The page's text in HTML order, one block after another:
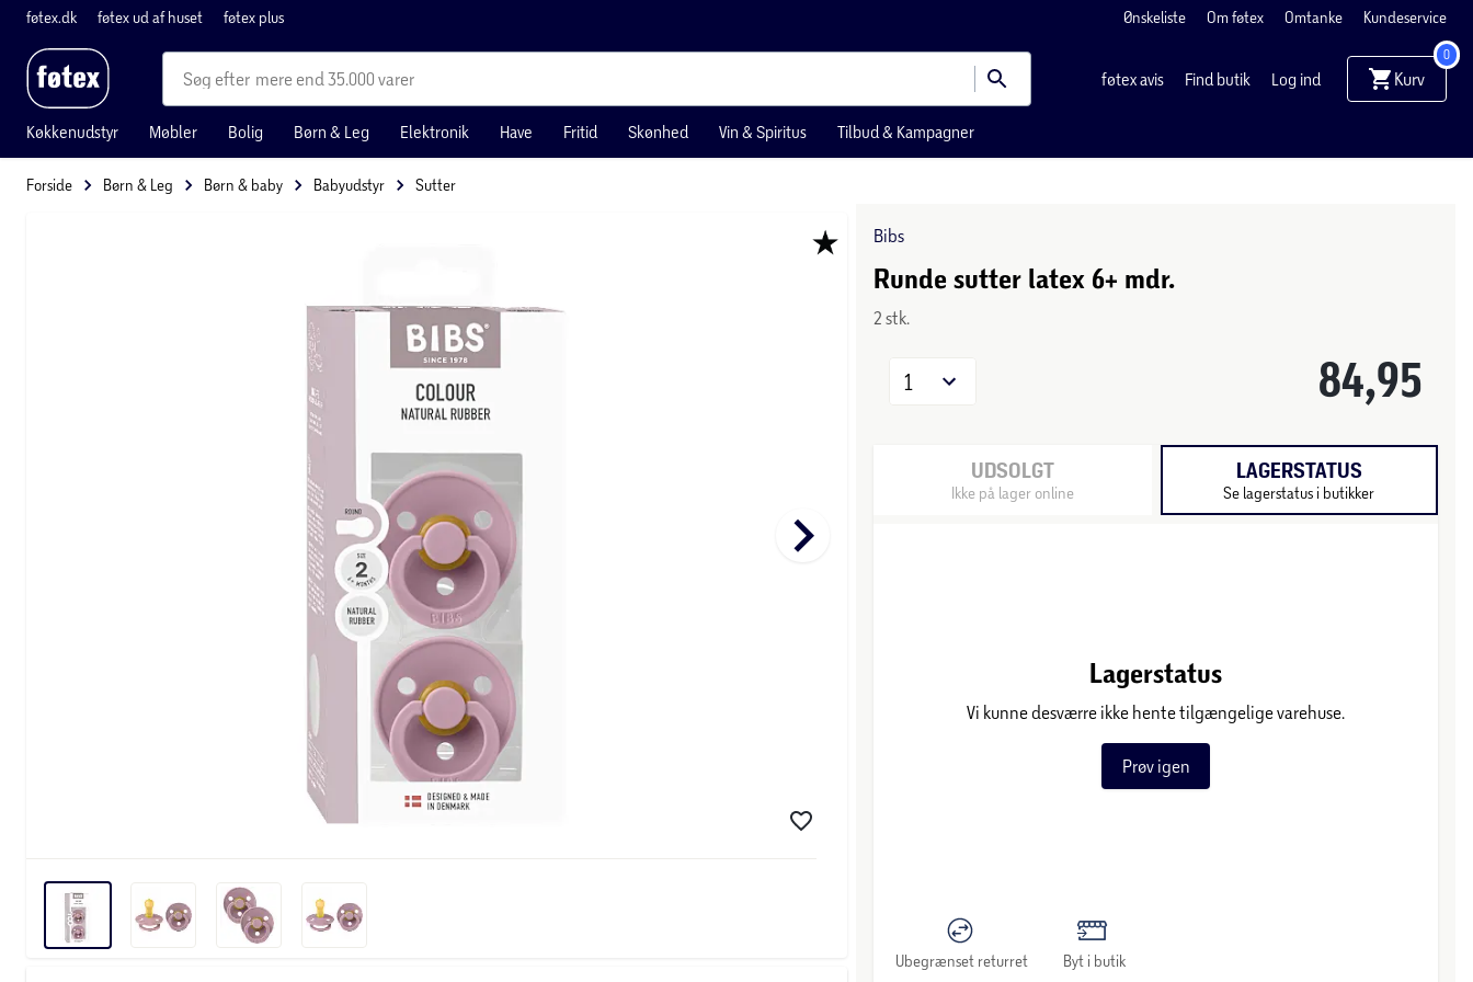
føtex.dk føtex ud af huset føtex plus Ønskeliste Om føtex Omtanke Kundeservice
mere end 35.000 varer føtex avis Find butik Log ind Kurv
0
Køkkenudstyr Møbler Bolig Børn & Leg Elektronik Have Fritid Skønhed Vin & Spiritus Tilbud & Kampagner
Forside Børn & Leg Børn & baby Babyudstyr Sutter
keyboard_arrow_right
Bibs
Runde sutter latex 6+ mdr.
2 stk.
84,95
1
UDSOLGT
Ikke på lager online
LAGERSTATUS
Se lagerstatus i butikker
Lagerstatus
Vi kunne desværre ikke hente tilgængelige varehuse.
Prøv igen
Ubegrænset returret Byt i butik